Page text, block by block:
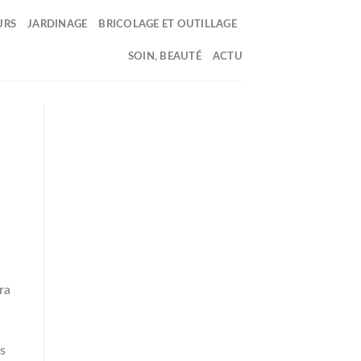
JARDINAGE BRICOLAGE ET OUTILLAGE
SOIN, BEAUTÉ ACTU